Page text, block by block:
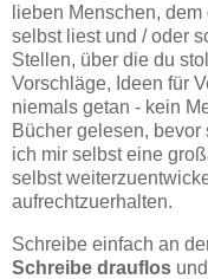
lieben Menschen, dem
selbst liest und / oder
Stellen, über die du
Vorschläge, Ideen für
niemals getan - kein
Bücher gelesen,
ich mir selbst eine
selbst
aufrechtzuerhalten.
Schreibe einfach an
Schreibe drauflos